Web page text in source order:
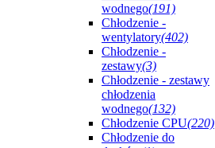
wodnego(191)
Chłodzenie -
wentylatory(402)
Chłodzenie -
zestawy(3)
Chłodzenie - zestawy
chłodzenia
wodnego(132)
Chłodzenie CPU(220)
Chłodzenie do